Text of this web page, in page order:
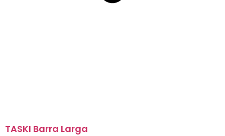
TASKI Barra Larga